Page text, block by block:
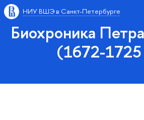
НИУ ВШЭ в Санкт-Петербурге
Биохроника
(1672-1725